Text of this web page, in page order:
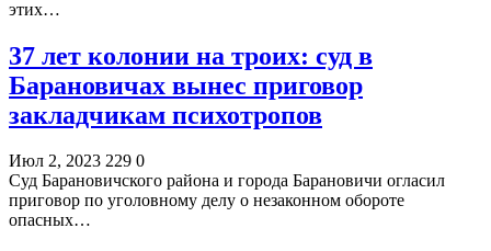
этих…
37 лет колонии на троих: суд в
Барановичах вынес приговор
закладчикам психотропов
Июл 2, 2023 229 0
Суд Барановичского района и города Барановичи огласил
приговор по уголовному делу о незаконном обороте
опасных…